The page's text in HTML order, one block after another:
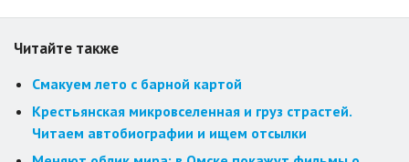
Читайте также
Смакуем лето с барной картой
Крестьянская микровселенная и груз страстей.
Читаем автобиографии и ищем отсылки